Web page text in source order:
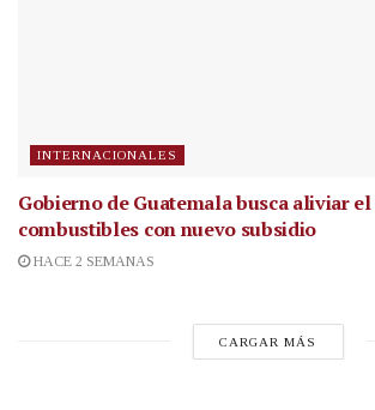
INTERNACIONALES
Gobierno de Guatemala busca aliviar
combustibles con nuevo subsidio
HACE 2 SEMANAS
CARGAR MÁS